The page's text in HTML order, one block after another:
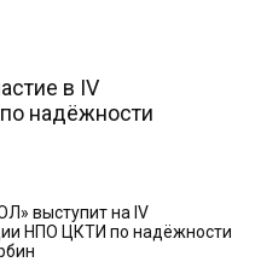
в IV
надёжности
выступит на IV
НПО ЦКТИ по надёжности